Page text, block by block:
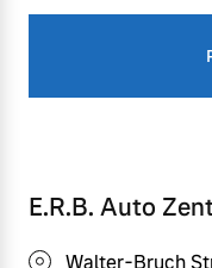
E.R.B. Auto
Walter-Bruch